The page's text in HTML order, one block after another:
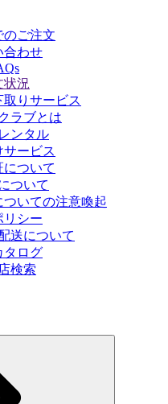
のご注文
合わせ
状況
りサービス
ラブとは
ンタル
サービス
について
ついて
いての注意喚起
リシー
送について
タログ
検索